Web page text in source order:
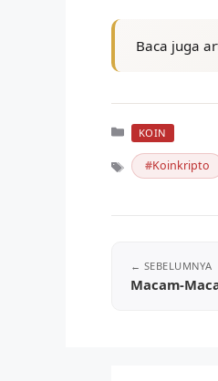
Baca juga
Kategori
KOIN
Tag Koinkripto
Macam-